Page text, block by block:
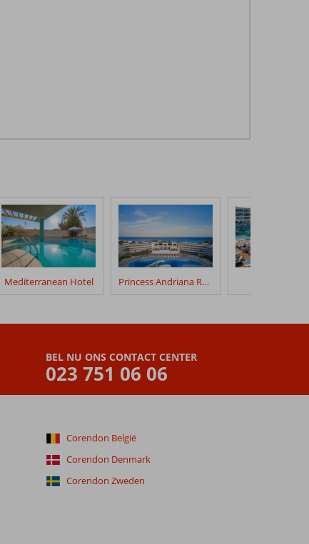
Mediterranean Hotel Princess Andriana Resort
BEL NU ONS CONTACT CENTER
023 751 06 06
Corendon België
Corendon Denmark
Corendon Zweden